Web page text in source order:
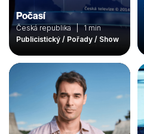
Počasí
Česká republika | 1 min
Publicistický / Pořady / Show